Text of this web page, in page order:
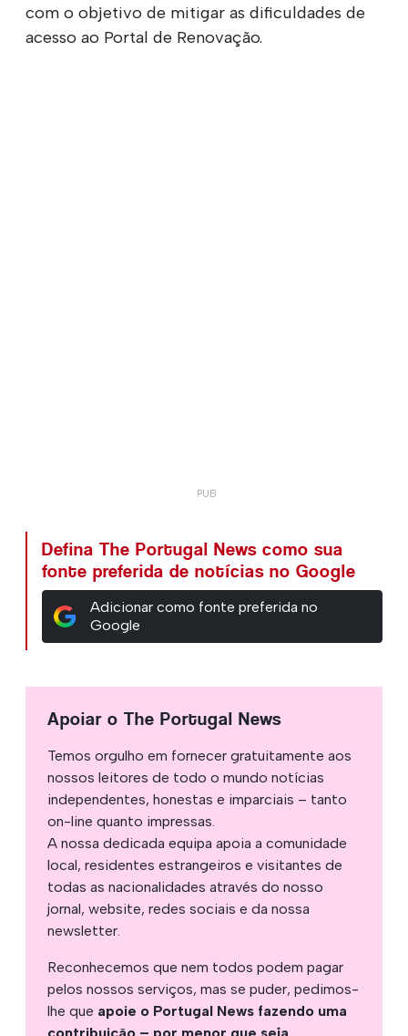
com o objetivo de mitigar as dificuldades de
acesso ao Portal de Renovação.
Defina The Portugal News como sua
fonte preferida de notícias no Google
Adicionar como fonte preferida no
Google
Apoiar o The Portugal News
Temos orgulho em fornecer gratuitamente aos
nossos leitores de todo o mundo notícias
independentes, honestas e imparciais – tanto
on-line quanto impressas.
A nossa dedicada equipa apoia a comunidade
local, residentes estrangeiros e visitantes de
todas as nacionalidades através do nosso
jornal, website, redes sociais e da nossa
newsletter.
Reconhecemos que nem todos podem pagar
pelos nossos serviços, mas se puder, pedimos-
lhe que apoie o Portugal News fazendo uma